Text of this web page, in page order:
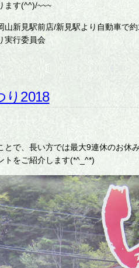
ます(^^)/~~~
山新見駅前店/新見駅より自動車で
実行委員会
り2018
で、長い方では最大9連休のお休
トをご紹介します(*^_^*)